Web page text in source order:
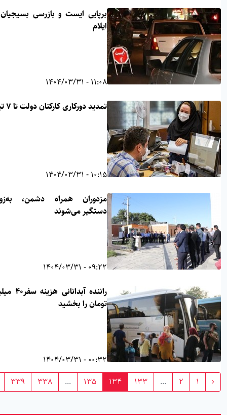
برپایی ایست و بازرسی بسیجیان در
ایلام
11:08 - 1404/03/31
تمدید دورکاری کارکنان دولت تا ۷ تیر
10:15 - 1404/03/31
مزدوران همراه دشمن، به‌زودی
دستگیر می‌شوند
09:22 - 1404/03/31
راننده آبدانانی هزینه سفر۴۰ میلیون
تومان را بخشید
00:32 - 1404/03/31
1
2
...
133
134
135
...
338
339
›